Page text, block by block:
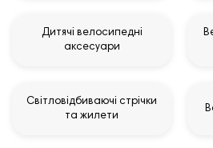
Дитячі велосипедні
аксесуари
Світловідбиваючі стрічки
та жилети